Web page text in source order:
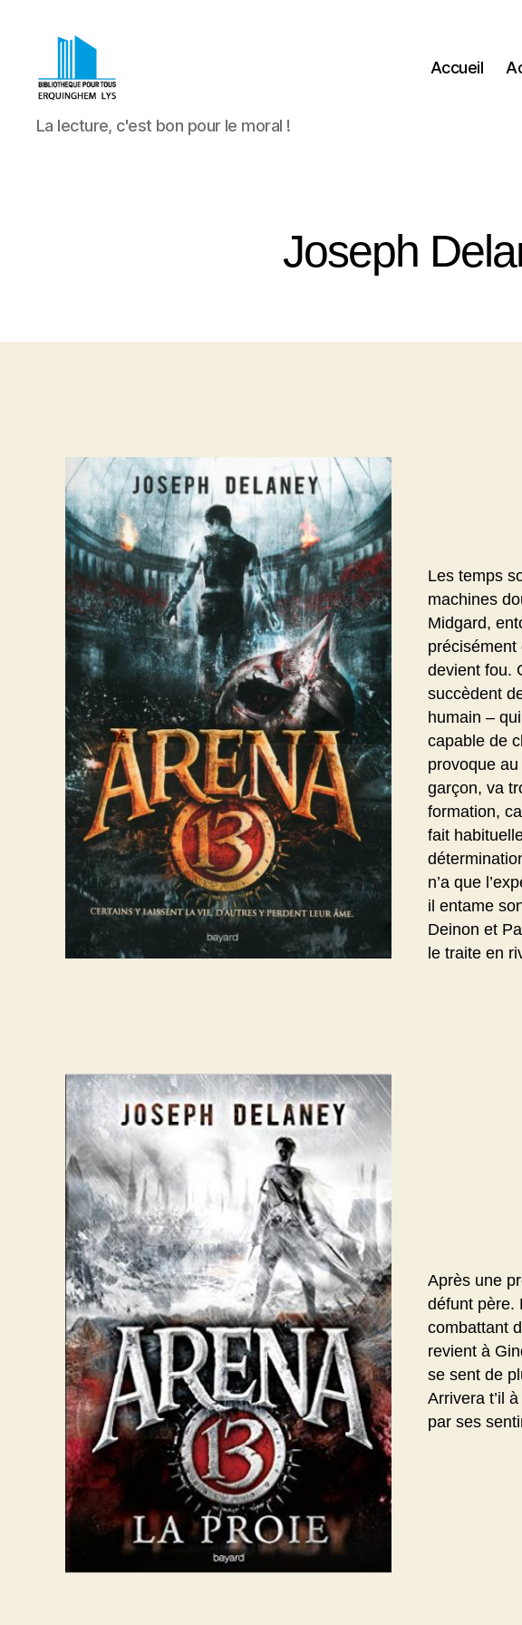
Bibliothèque
Pour
La lecture, c'est bon pour le moral !
Accueil
Joseph
Les temps
machines
Midgard,
précisément
devient fou.
succèdent
humain –
capable de
provoque
garçon, va
formation,
fait
n’a que
il entame
Deinon et
le traite en
Après une
défunt père.
combattant
revient à
se sent de
Arrivera t’il
par ses